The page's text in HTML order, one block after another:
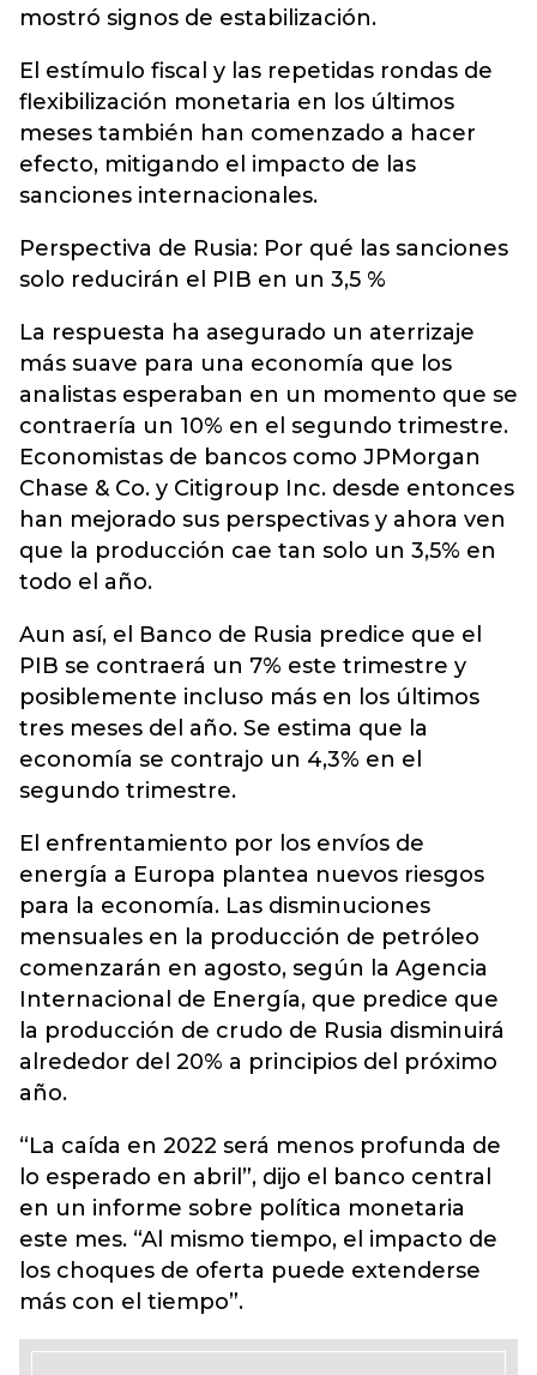
mostró signos de estabilización.
El estímulo fiscal y las repetidas rondas de
flexibilización monetaria en los últimos
meses también han comenzado a hacer
efecto, mitigando el impacto de las
sanciones internacionales.
Perspectiva de Rusia: Por qué las sanciones
solo reducirán el PIB en un 3,5 %
La respuesta ha asegurado un aterrizaje
más suave para una economía que los
analistas esperaban en un momento que se
contraería un 10% en el segundo trimestre.
Economistas de bancos como JPMorgan
Chase & Co. y Citigroup Inc. desde entonces
han mejorado sus perspectivas y ahora ven
que la producción cae tan solo un 3,5% en
todo el año.
Aun así, el Banco de Rusia predice que el
PIB se contraerá un 7% este trimestre y
posiblemente incluso más en los últimos
tres meses del año. Se estima que la
economía se contrajo un 4,3% en el
segundo trimestre.
El enfrentamiento por los envíos de
energía a Europa plantea nuevos riesgos
para la economía. Las disminuciones
mensuales en la producción de petróleo
comenzarán en agosto, según la Agencia
Internacional de Energía, que predice que
la producción de crudo de Rusia disminuirá
alrededor del 20% a principios del próximo
año.
“La caída en 2022 será menos profunda de
lo esperado en abril”, dijo el banco central
en un informe sobre política monetaria
este mes. “Al mismo tiempo, el impacto de
los choques de oferta puede extenderse
más con el tiempo”.